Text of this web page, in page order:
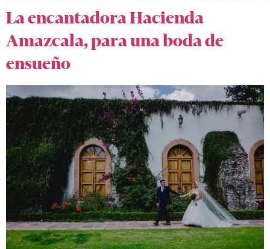
La encantadora Hacienda
Amazcala, para una boda de
ensueño